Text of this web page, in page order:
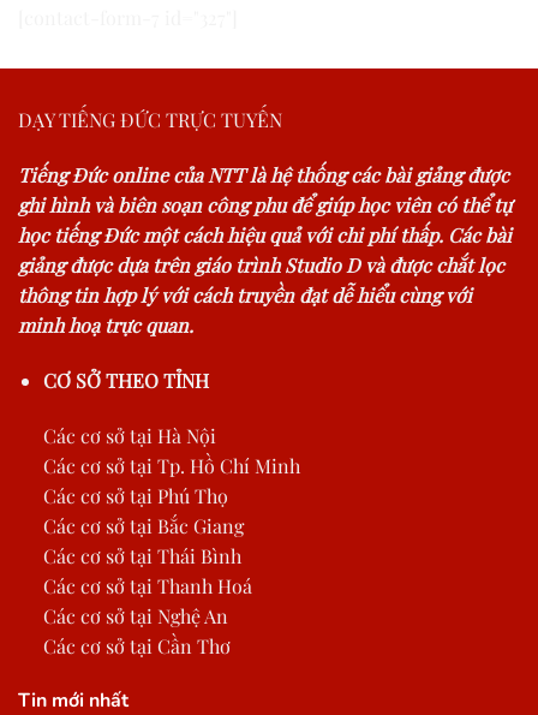
DẠY TIẾNG ĐỨC TRỰC TUYẾN
Tiếng Đức online của NTT là hệ thống các bài giảng được
ghi hình và biên soạn công phu để giúp học viên có thể tự
học tiếng Đức một cách hiệu quả với chi phí thấp. Các bài
giảng được dựa trên giáo trình Studio D và được chắt lọc
thông tin hợp lý với cách truyền đạt dễ hiểu cùng với
minh hoạ trực quan.
CƠ SỞ THEO TỈNH
Các cơ sở tại Hà Nội
Các cơ sở tại Tp. Hồ Chí Minh
Các cơ sở tại Phú Thọ
Các cơ sở tại Bắc Giang
Các cơ sở tại Thái Bình
Các cơ sở tại Thanh Hoá
Các cơ sở tại Nghệ An
Các cơ sở tại Cần Thơ
Tin mới nhất